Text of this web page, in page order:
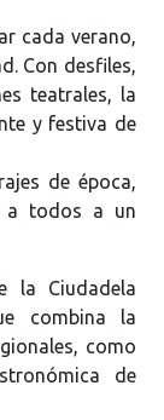
cada verano,
Con desfiles,
teatrales, la
y festiva de
de época,
a todos a un
la Ciudadela
combina la
como
de